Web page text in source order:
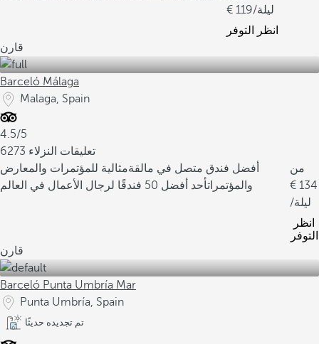
119 /ليلة
انظر التوفر
قارن
Barceló Málaga
Malaga, Spain
4.5/5
6273 تعليقات النزلاء
أفضل فندق متصل في مالقةمثالية للمؤتمرات والمعارض
والمؤتمراتأحد أفضل 50 فندقًا لرجال الأعمال في العالم
من
134
/ليلة
انظر
التوفر
قارن
Barceló Punta Umbría Mar
Punta Umbría, Spain
تم تجديده حديثًا